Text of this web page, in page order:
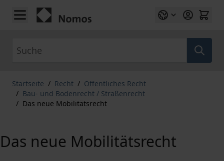
Zum Inhalt springen
Startseite / Recht / Öffentliches Recht
/ Bau- und Bodenrecht / Straßenrecht
/ Das neue Mobilitätsrecht
Das neue Mobilitätsrecht